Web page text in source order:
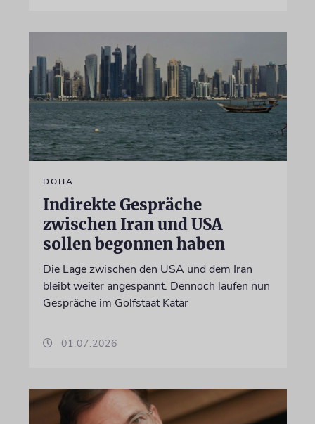
DOHA
Indirekte Gespräche
zwischen Iran und USA
sollen begonnen haben
Die Lage zwischen den USA und dem Iran
bleibt weiter angespannt. Dennoch laufen nun
Gespräche im Golfstaat Katar
01.07.2026